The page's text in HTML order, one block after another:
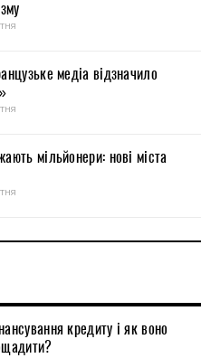
медіа відзначило
мільйонери: нові міста
кредиту і як воно